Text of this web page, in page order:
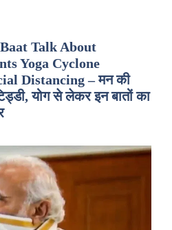
Talk About
Yoga Cyclone
Distancing – मन की
योग से लेकर इन बातों का